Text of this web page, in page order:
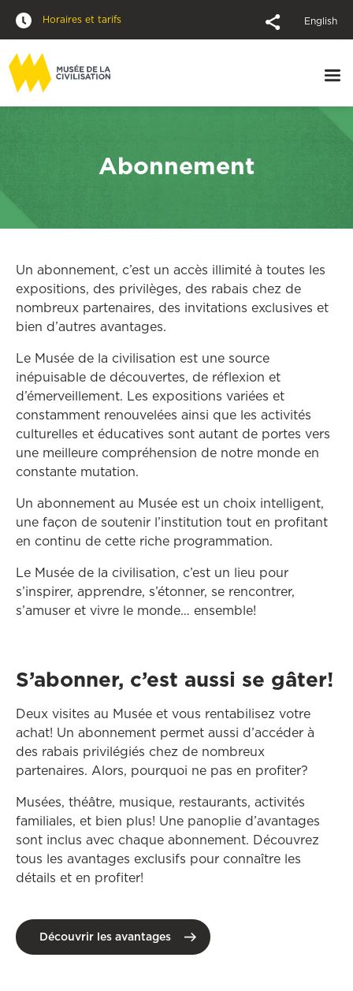
Horaires et tarifs English
Abonnement
Un abonnement, c’est un accès illimité à toutes les
expositions, des privilèges, des rabais chez de
nombreux partenaires, des invitations exclusives et
bien d’autres avantages.
Le Musée de la civilisation est une source
inépuisable de découvertes, de réflexion et
d’émerveillement. Les expositions variées et
constamment renouvelées ainsi que les activités
culturelles et éducatives sont autant de portes vers
une meilleure compréhension de notre monde en
constante mutation.
Un abonnement au Musée est un choix intelligent,
une façon de soutenir l’institution tout en profitant
en continu de cette riche programmation.
Le Musée de la civilisation, c’est un lieu pour
s’inspirer, apprendre, s’étonner, se rencontrer,
s’amuser et vivre le monde… ensemble!
S’abonner, c’est aussi se gâter!
Deux visites au Musée et vous rentabilisez votre
achat! Un abonnement permet aussi d’accéder à
des rabais privilégiés chez de nombreux
partenaires. Alors, pourquoi ne pas en profiter?
Musées, théâtre, musique, restaurants, activités
familiales, et bien plus! Une panoplie d’avantages
sont inclus avec chaque abonnement. Découvrez
tous les avantages exclusifs pour connaître les
détails et en profiter!
Découvrir les avantages